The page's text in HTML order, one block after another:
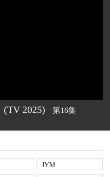
(TV 2025) 第16集
JYM